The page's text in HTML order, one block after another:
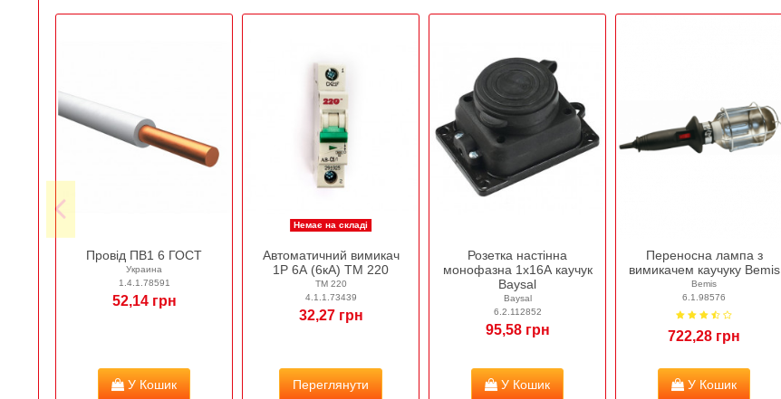
Провід ПВ1 6 ГОСТ
Украина
1.4.1.78591
52,14 грн
У Кошик
Немає на складі
Автоматичний вимикач
1Р 6А (6кА) ТМ 220
ТМ 220
4.1.1.73439
32,27 грн
Переглянути
Розетка настінна
монофазна 1х16А каучук
Baysal
Baysal
6.2.112852
95,58 грн
У Кошик
Переносна лампа з
вимикачем каучуку Bemis
Bemis
6.1.98576
722,28 грн
У Кошик